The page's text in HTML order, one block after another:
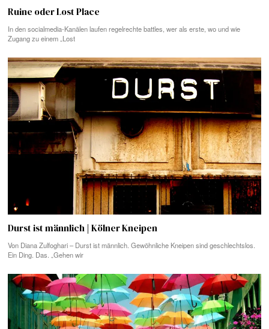
Ruine oder Lost Place
In den socialmedia-Kanälen laufen regelrechte battles, wer als erste, wo und wie
Zugang zu einem „Lost
Durst ist männlich | Kölner Kneipen
Von Diana Zulfoghari – Durst ist männlich. Gewöhnliche Kneipen sind geschlechtslos.
Ein Ding. Das. „Gehen wir